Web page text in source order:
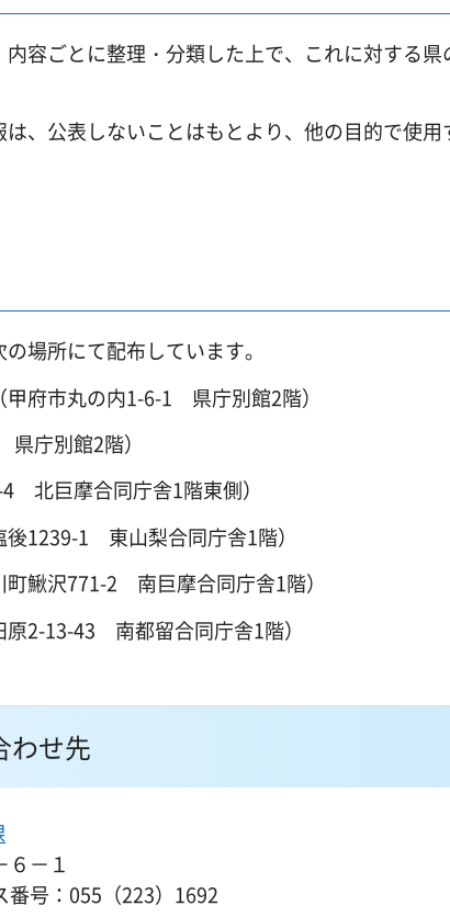
容ごとに整理・分類した上で、これに対する
、公表しないことはもとより、他の目的で使
場所にて配布しています。
府市丸の内1-6-1 県庁別館2階）
庁別館2階）
北巨摩合同庁舎1階東側）
1239-1 東山梨合同庁舎1階）
鰍沢771-2 南巨摩合同庁舎1階）
2-13-43 南都留合同庁舎1階）
わせ先
－１
号：055（223）1692